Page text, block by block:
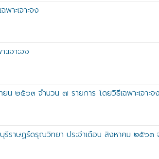
าะเจาะจง
เจาะจง
ยน ๒๕๖๓ จำนวน ๗ รายการ โดยวิธีเฉพาะเจาะจง
รีราษฏร์ดรุณวิทยา ประจำเดือน สิงหาคม ๒๕๖๓